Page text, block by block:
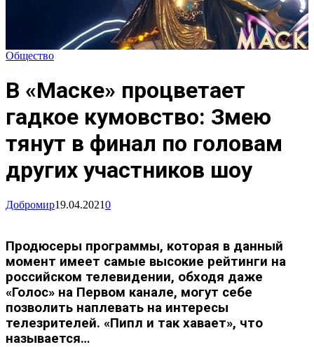
Общество
В «Маске» процветает
гадкое кумовство: Змею
тянут в финал по головам
других участников шоу
Добромир19.04.20210
Продюсеры программы, которая в данный
момент имеет самые высокие рейтинги на
российском телевидении, обходя даже
«Голос» на Первом канале, могут себе
позволить наплевать на интересы
телезрителей. «Пипл и так хавает», что
называется…